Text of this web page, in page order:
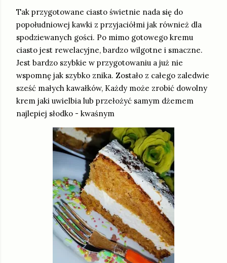
Tak przygotowane ciasto świetnie nada się do
popołudniowej kawki z przyjaciółmi jak również dla
spodziewanych gości. Po mimo gotowego kremu
ciasto jest rewelacyjne, bardzo wilgotne i smaczne.
Jest bardzo szybkie w przygotowaniu a już nie
wspomnę jak szybko znika. Zostało z całego zaledwie
sześć małych kawałków, Każdy może zrobić dowolny
krem jaki uwielbia lub przełożyć samym dżemem
najlepiej słodko - kwaśnym